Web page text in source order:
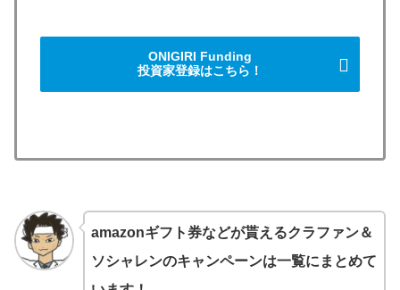
ONIGIRI Funding
投資家登録はこちら！
amazonギフト券などが貰えるクラファン＆
ソシャレンのキャンペーンは一覧にまとめて